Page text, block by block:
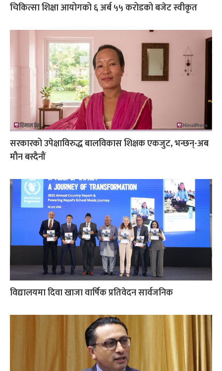
चिकित्सा शिक्षा आयोगको ६ अर्ब ५५ करोडको बजेट स्वीकृत
सरकारको उपेक्षाविरुद्ध बालविकास शिक्षक एकजुट, भन्छन्-अब
मौन बस्दैनौं
विद्यालयमा दिवा खाजा वार्षिक प्रतिवेदन सार्वजनिक